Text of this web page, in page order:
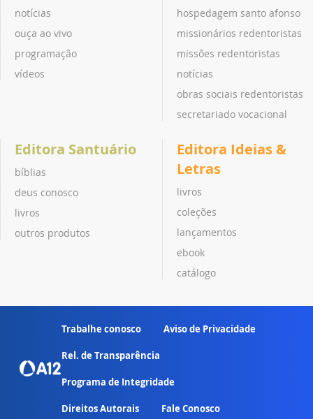
notícias
ouça ao vivo
programação
vídeos
hospedagem santo afonso
missionários redentoristas
missões redentoristas
notícias
obras sociais redentoristas
secretariado vocacional
Editora Santuário
bíblias
deus conosco
livros
outros produtos
Editora Ideias &
Letras
livros
coleções
lançamentos
ebook
catálogo
Trabalhe conosco Aviso de Privacidade
Rel. de Transparência
Programa de Integridade
Direitos Autorais Fale Conosco